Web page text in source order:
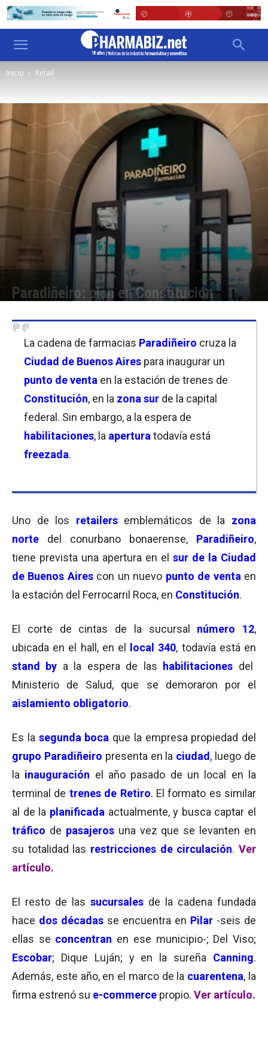
Inicio Retail
Paradiñeiro: plan en Constitución
La cadena de farmacias Paradiñeiro cruza la
Ciudad de Buenos Aires para inaugurar un
punto de venta en la estación de trenes de
Constitución, en la zona sur de la capital
federal. Sin embargo, a la espera de
habilitaciones, la apertura todavía está
freezada.
Uno de los retailersemblemáticos de la zona
norte del conurbano bonaerense, Paradiñeiro,
tiene prevista una apertura en el sur de la Ciudad
de Buenos Aires con un nuevo punto de venta en
la estación del Ferrocarril Roca, en Constitución.
El corte de cintas de la sucursal número 12,
ubicada en el hall, en el
local 340, todavía está en
stand by a la espera de las habilitaciones del
Ministerio de Salud, que se demoraron por el
aislamiento obligatorio.
Es la segunda boca que la empresa propiedad del
grupo Paradiñeiro presenta en la ciudad , luego de
la inauguración el año pasado de un local en la
terminal de trenes de Retiro. El formato es similar
al de la planificada actualmente, y busca captar el
tráfico de pasajerosuna vez que se levanten en
su totalidad las restricciones de circulación.Ver
artículo.
El resto de las sucursales de la cadena fundada
hace dos décadas se encuentra en Pilar -seis de
ellas se concentran en ese municipio-; Del Viso;
Escobar; Dique Luján; y en la sureña Canning.
Además, este año, en el marco de la cuarentena, la
firma estrenó su e-commerce propio. Ver artículo.